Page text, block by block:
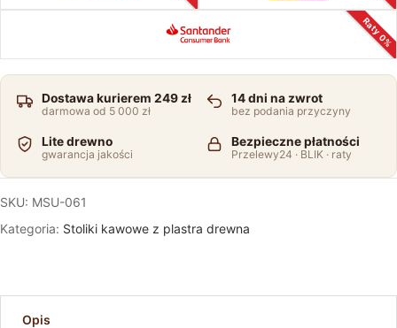
Raty 0%
Dostawa kurierem 249 zł
darmowa od 5 000 zł
14 dni na zwrot
bez podania przyczyny
Lite drewno
gwarancja jakości
Bezpieczne płatności
Przelewy24 · BLIK · raty
SKU: MSU-061
Kategoria: Stoliki kawowe z plastra drewna
Opis